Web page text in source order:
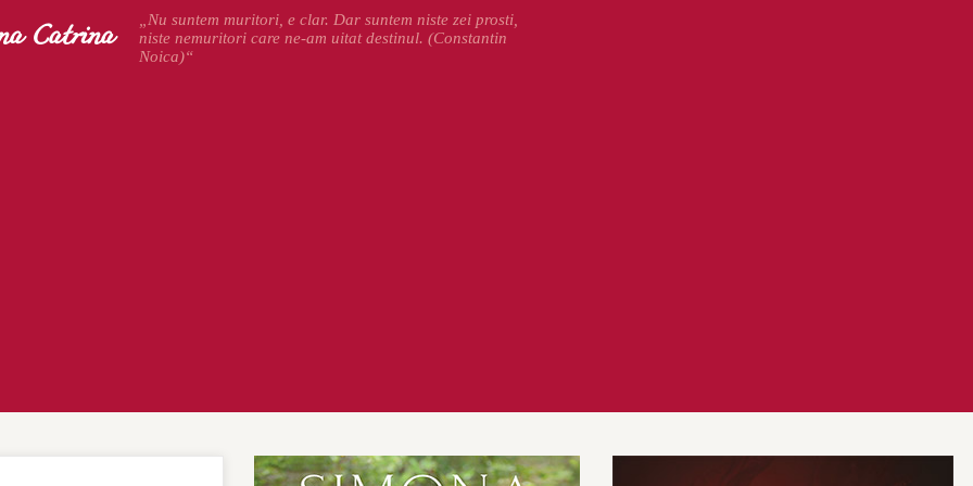
Catrina
„Nu suntem muritori, e clar. Dar suntem niste zei prosti,
niste nemuritori care ne-am uitat destinul. (Constantin
Noica)“